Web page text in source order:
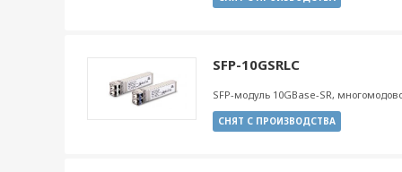
SFP-10GSRLC
SFP-модуль 10GBase-SR,
СНЯТ С ПРОИЗВОДСТВА